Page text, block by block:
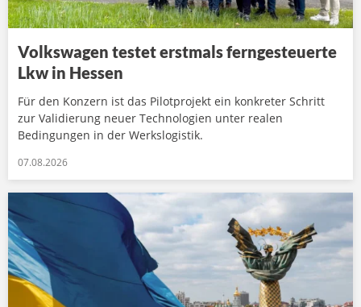
Volkswagen testet erstmals ferngesteuerte
Lkw in Hessen
Für den Konzern ist das Pilotprojekt ein konkreter Schritt
zur Validierung neuer Technologien unter realen
Bedingungen in der Werkslogistik.
07.08.2026